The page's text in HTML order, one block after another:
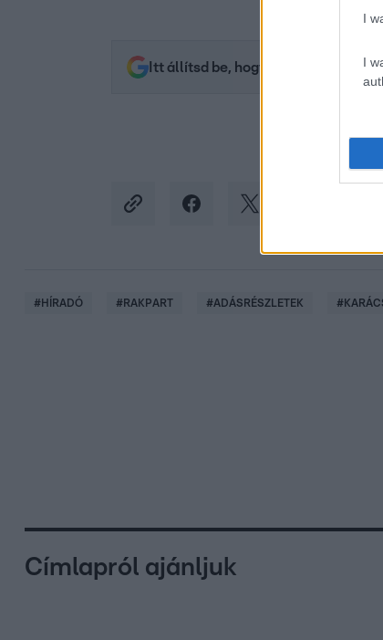
I
I
Itt állítsd be, hogy az RTL.hu az
#HÍRADÓ #RAKPART #ADÁSRÉSZLETEK #
Címlapról ajánljuk